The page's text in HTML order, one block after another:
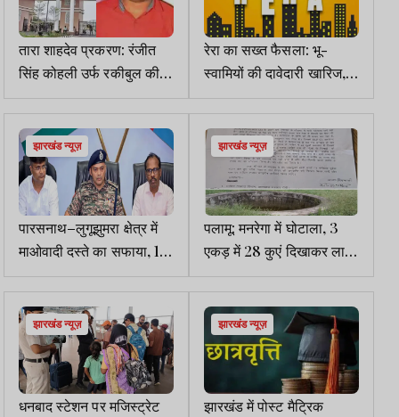
तारा शाहदेव प्रकरण: रंजीत
सिंह कोहली उर्फ रकीबुल की
जमानत पर HC ने CBI से
मांगा जवाब
रेरा का सख्त फैसला: भू-
स्वामियों की दावेदारी खारिज,
AAHAA मॉल को ढाई साल में
पूरा करने का आदेश
झारखंड न्यूज़
पारसनाथ–लुगूझुमरा क्षेत्र में
माओवादी दस्ते का सफाया, 15
लाख का इनामी सहदेव महतो
ढेर
झारखंड न्यूज़
पलामू: मनरेगा में घोटाला, 3
एकड़ में 28 कुएं दिखाकर लाखों
की बंदरबांट का आरोप
झारखंड न्यूज़
धनबाद स्टेशन पर मजिस्ट्रेट
झारखंड न्यूज़
झारखंड में पोस्ट मैट्रिक